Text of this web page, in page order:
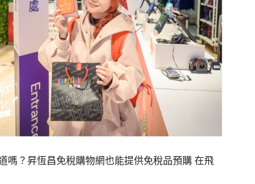
嗎？昇恆昌免稅購物網也能提供免稅品預購 在飛